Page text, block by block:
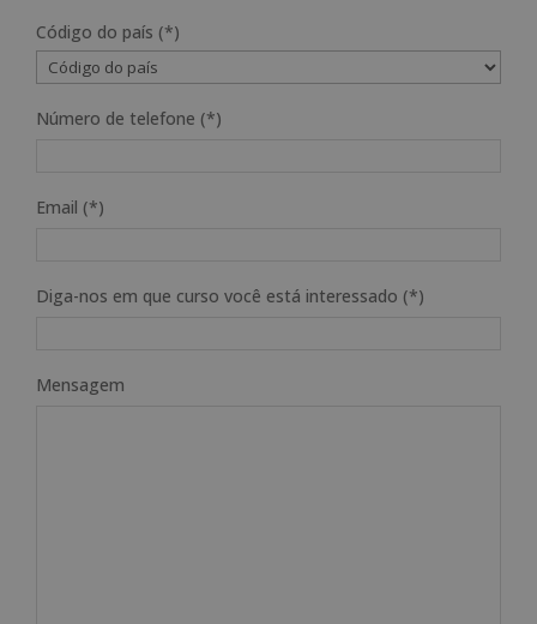
Código do país (*)
Número de telefone (*)
Email (*)
Diga-nos em que curso você está interessado (*)
Mensagem